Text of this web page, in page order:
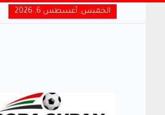
الخميس, أغسطس 6, 2026